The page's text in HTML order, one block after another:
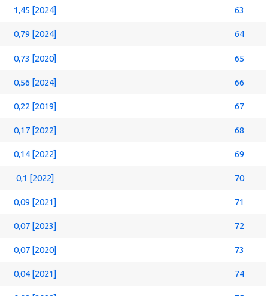
1,45 [2024] 63
0,79 [2024] 64
0,73 [2020] 65
0,56 [2024] 66
0,22 [2019] 67
0,17 [2022] 68
0,14 [2022] 69
0,1 [2022] 70
0,09 [2021] 71
0,07 [2023] 72
0,07 [2020] 73
0,04 [2021] 74